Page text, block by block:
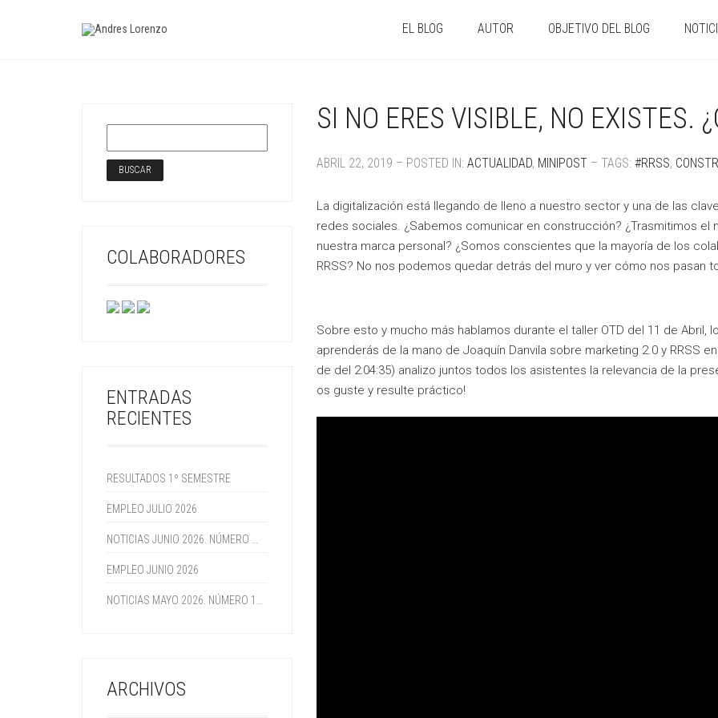
EL BLOG AUTOR OBJETIVO DEL BLOG
SI NO ERES VISIBLE, NO EXISTES.
ABRIL 22, 2019 – POSTED IN: ACTUALIDAD, MINIPOST– TAGS: #RRSS,
La digitalización está llegando de lleno a nuestro sector y una de las
redes sociales. ¿Sabemos comunicar en construcción? ¿Trasmitimos el
nuestra marca personal? ¿Somos conscientes que la mayoría de los
RRSS? No nos podemos quedar detrás del muro y ver cómo nos pasan
Sobre esto y mucho más hablamos durante el taller OTD del 11 de Abril,
aprenderás de la mano de Joaquín Danvila sobre marketing 2.0 y RRSS
de del 2:04:35) analizo juntos todos los asistentes la relevancia de la
os guste y resulte práctico!
COLABORADORES
ENTRADAS
RECIENTES
RESULTADOS 1º SEMESTRE
EMPLEO JULIO 2026
EMPLEO JUNIO 2026
ARCHIVOS